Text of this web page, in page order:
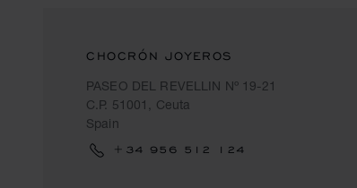
CHOCRÓN JOYEROS
PASEO DEL REVELLIN Nº 19-21
C.P. 51001, Ceuta
Spain
+34 956 512 124